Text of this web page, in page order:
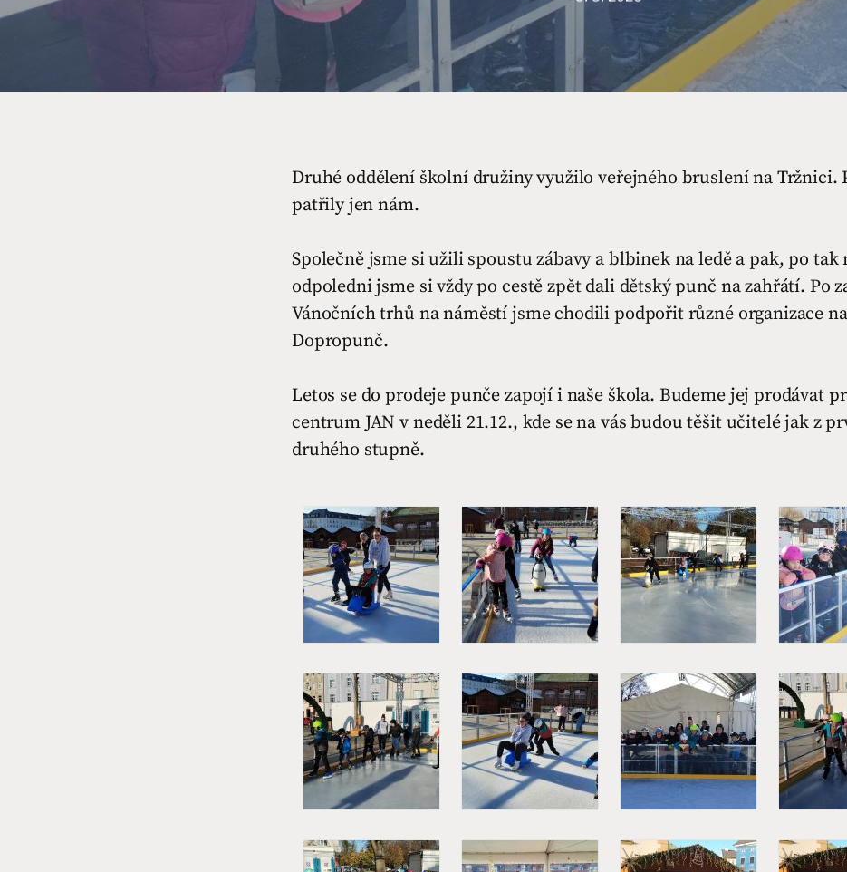
Druhé oddělení školní družiny využilo veřejného bruslení na Tržnici.
patřily jen nám.
Společně jsme si užili spoustu zábavy a blbinek na ledě a pak, po tak
odpoledni jsme si vždy po cestě zpět dali dětský punč na zahřátí. Po
Vánočních trhů na náměstí jsme chodili podpořit různé organizace na
Dopropunč.
Letos se do prodeje punče zapojí i naše škola. Budeme jej prodávat
centrum JAN v neděli 21.12., kde se na vás budou těšit učitelé jak z
druhého stupně.